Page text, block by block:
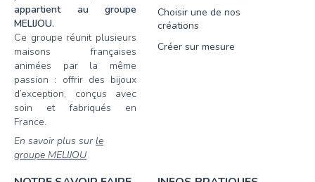
appartient au groupe
MELIJOU.
Ce groupe réunit plusieurs
maisons françaises
animées par la même
passion : offrir des bijoux
d’exception, conçus avec
soin et fabriqués en
France.
En savoir plus sur le
groupe MELIJOU
Choisir une de nos
créations
Créer sur mesure